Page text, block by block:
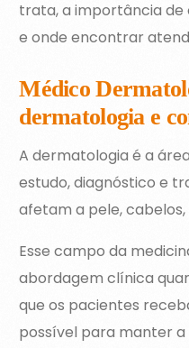
trata, a importância de
e onde encontrar
Médico
dermatologia e
A dermatologia é a
estudo, diagnóstico e
afetam a pele, cabelos,
Esse campo da
abordagem clínica
que os pacientes
possível para manter